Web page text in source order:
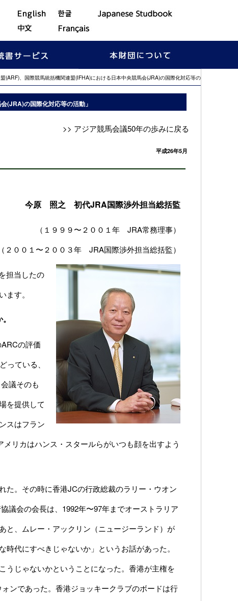
、国際競馬統括機関連盟(IFHA)における日本中央競馬会(JRA)の国際化対応等の
(JRA)の国際化対応等の活動」
>> アジア競馬会議50年の歩みに戻る
平成26年5月
今原 照之 初代JRA国際渉外担当総括監
（１９９９〜２００１年 JRA常務理事）
（２００１〜２００３年 JRA国際渉外担当総括監）
担当したの
す。
の評価
ている、
議そのも
を提供して
スはフラン
リカはハンス・スタールらがいつも顔を出すよう
た。その時に香港JCの行政総裁のラリー・ウオン
議会の会長は、1992年〜97年までオーストラリア
と、ムレー・アックリン（ニュージーランド）が
代にすべきじゃないか」というお話があった。
うじゃないかということになった。香港が主権を
ンであった。香港ジョッキークラブのボードは行